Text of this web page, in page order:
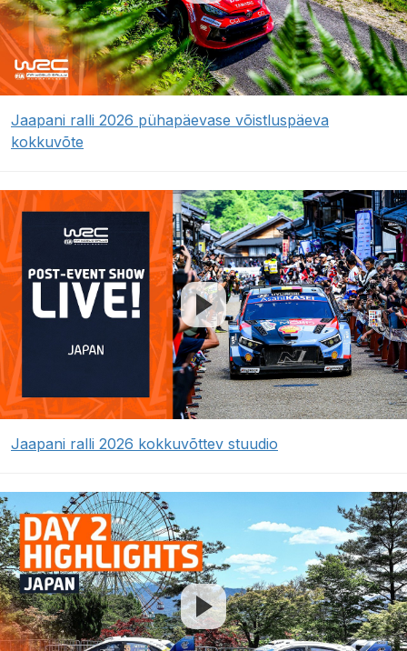
Jaapani ralli 2026 pühapäevase võistluspäeva
kokkuvõte
Jaapani ralli 2026 kokkuvõttev stuudio